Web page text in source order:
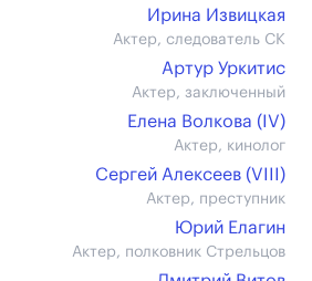
Ирина Извицкая
Актер, следователь СК
Артур Уркитис
Актер, заключенный
Елена Волкова (IV)
Актер, кинолог
Сергей Алексеев (VIII)
Актер, преступник
Юрий Елагин
Актер, полковник Стрельцов